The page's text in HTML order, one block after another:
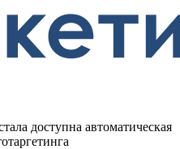
доступна автоматическая